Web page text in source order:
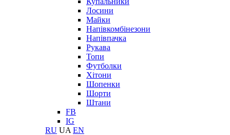
Лосини
Майки
Напівкомбінезони
Напівпачка
Рукава
Топи
Футболки
Хітони
Шопенки
Шорти
Штани
FB
IG
RU UA EN